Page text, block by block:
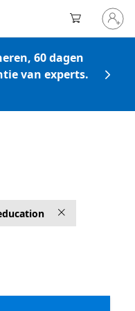
Meld
je
aan
account
60 dagen
van experts.